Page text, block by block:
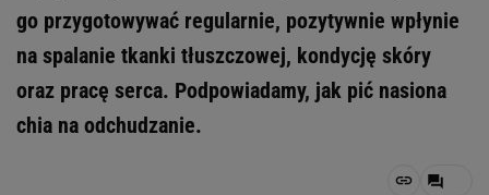
go przygotowywać regularnie, pozytywnie wpłynie
na spalanie tkanki tłuszczowej, kondycję skóry
oraz pracę serca. Podpowiadamy, jak pić nasiona
chia na odchudzanie.